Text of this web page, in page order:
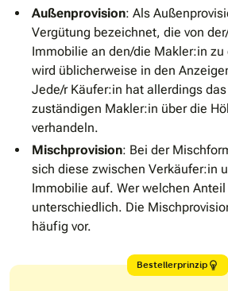
Außenprovision: Als
Vergütung bezeichnet, die von
Immobilie an den/die Makler:in
wird üblicherweise in den
Jede/r Käufer:in hat allerdings
zuständigen Makler:in über die
verhandeln.
Mischprovision: Bei der
sich diese zwischen Verkäufer:in
Immobilie auf. Wer welchen
unterschiedlich. Die
häufig vor.
Bestellerprinzip